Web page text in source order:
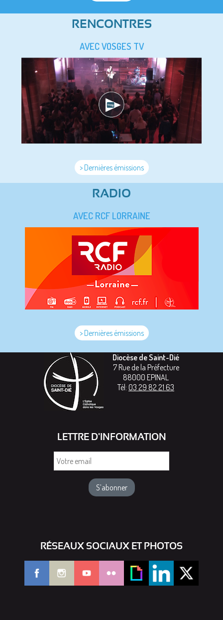
RENCONTRES
AVEC VOSGES TV
> Dernières émissions
RADIO
AVEC RCF LORRAINE
> Dernières émissions
Diocèse de Saint-Dié
7 Rue de la Préfecture
88000 EPINAL
Tél: 03 29 82 21 63
LETTRE D'INFORMATION
RÉSEAUX SOCIAUX ET PHOTOS